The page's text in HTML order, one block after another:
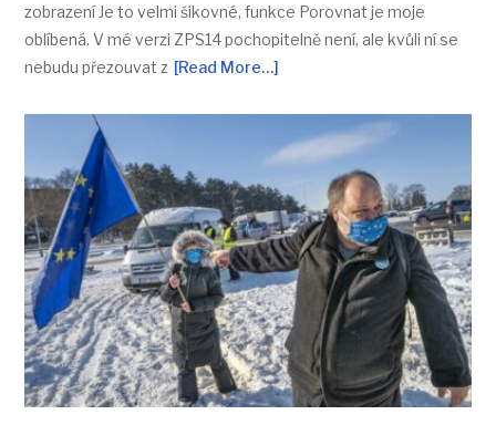
zobrazení Je to velmi šikovné, funkce Porovnat je moje
oblíbená. V mé verzi ZPS14 pochopitelně není, ale kvůli ní se
nebudu přezouvat z [Read More…]